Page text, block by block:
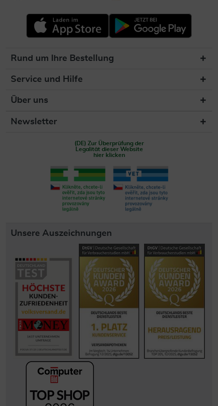
Rund um Ihre Bestellung
Service und Hilfe
Über uns
Newsletter
(DE) Zur Überprüfung der
Legalität dieser Website
hier klicken
Unsere Auszeichnungen